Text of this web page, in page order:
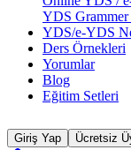
YDS
YDS/e-YDS
Ders Örnekleri
Yorumlar
Blog
Eğitim Setleri
Giriş Yap Ücretsiz